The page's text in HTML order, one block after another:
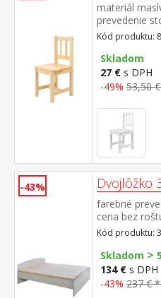
materiál
prevedenie
detským
vhodné pre
Kód produktu:
Skladom
27 € s DPH
-49% 53,50
-43% Dvojlôžko
farebné
cena bez
rozmer
80 × 200 cm
dokúpiť
Kód produktu:
Skladom >
134 € s DPH
-43% 237 €